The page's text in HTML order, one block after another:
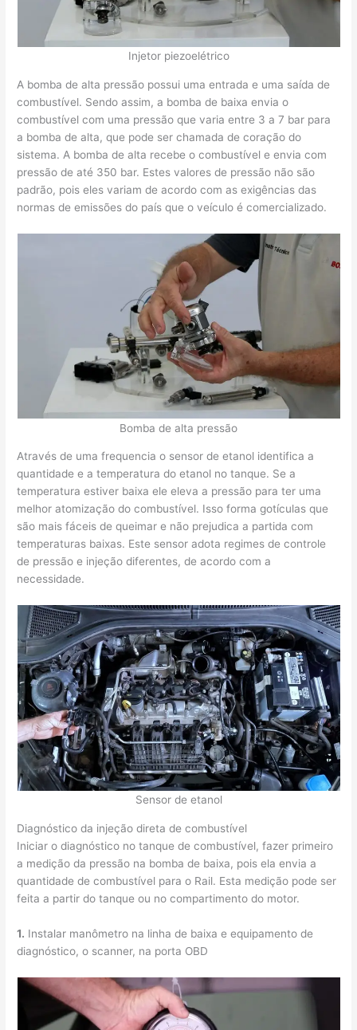
Injetor piezoelétrico
A bomba de alta pressão possui uma entrada e uma saída de
combustível. Sendo assim, a bomba de baixa envia o
combustível com uma pressão que varia entre 3 a 7 bar para
a bomba de alta, que pode ser chamada de coração do
sistema. A bomba de alta recebe o combustível e envia com
pressão de até 350 bar. Estes valores de pressão não são
padrão, pois eles variam de acordo com as exigências das
normas de emissões do país que o veículo é comercializado.
Bomba de alta pressão
Através de uma frequencia o sensor de etanol identifica a
quantidade e a temperatura do etanol no tanque. Se a
temperatura estiver baixa ele eleva a pressão para ter uma
melhor atomização do combustível. Isso forma gotículas que
são mais fáceis de queimar e não prejudica a partida com
temperaturas baixas. Este sensor adota regimes de controle
de pressão e injeção diferentes, de acordo com a
necessidade.
Sensor de etanol
Diagnóstico da injeção direta de combustível
Iniciar o diagnóstico no tanque de combustível, fazer primeiro
a medição da pressão na bomba de baixa, pois ela envia a
quantidade de combustível para o Rail. Esta medição pode ser
feita a partir do tanque ou no compartimento do motor.
1. Instalar manômetro na linha de baixa e equipamento de
diagnóstico, o scanner, na porta OBD